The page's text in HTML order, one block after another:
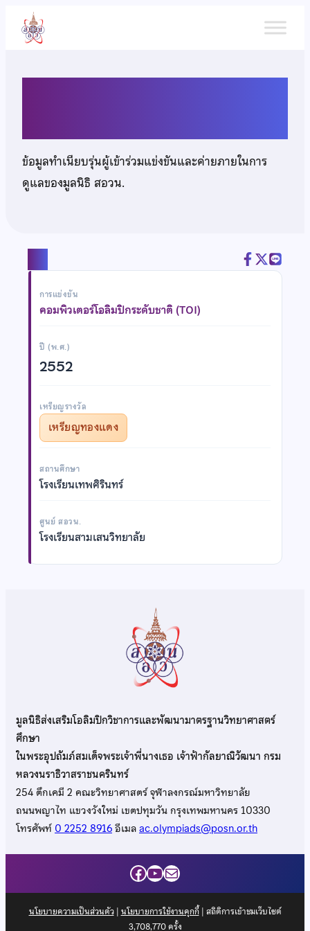
เนื้อหา
ข้อมูลทำเนียบรุ่นผู้เข้าร่วมแข่งขันและค่ายภายในการ
ดูแลของมูลนิธิ สอวน.
การแข่งขัน
คอมพิวเตอร์โอลิมปิกระดับชาติ (TOI)
ปี (พ.ศ.)
2552
เหรียญรางวัล
เหรียญทองแดง
สถานศึกษา
โรงเรียนเทพศิรินทร์
ศูนย์ สอวน.
โรงเรียนสามเสนวิทยาลัย
มูลนิธิส่งเสริมโอลิมปิกวิชาการและพัฒนามาตรฐานวิทยาศาสตร์
ศึกษา
ในพระอุปถัมภ์สมเด็จพระเจ้าพี่นางเธอ เจ้าฟ้ากัลยาณิวัฒนา กรม
หลวงนราธิวาสราชนครินทร์
254 ตึกเคมี 2 คณะวิทยาศาสตร์ จุฬาลงกรณ์มหาวิทยาลัย
ถนนพญาไท แขวงวังใหม่ เขตปทุมวัน กรุงเทพมหานคร 10330
โทรศัพท์0 2252 8916อีเมลac.olympiads@posn.or.th
Facebook
YouTube
Mail
นโยบายความเป็นส่วนตัว| นโยบายการใช้งานคุกกี้| สถิติการเข้าชมเว็บไซต์
3,708,770ครั้ง